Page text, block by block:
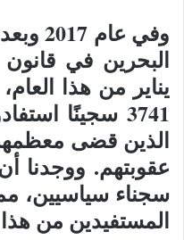
وفي
البحرين في قانون
يناير من هذا
3741 سجينًا
الذين قضى
المستفيدين من هذا